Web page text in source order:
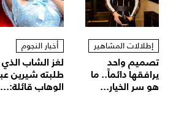
إطلالات المشاهير
تصميم واحد
يرافقها دائماً.. ما
هو سر الخيار...
أخبار النجوم
لغز الشاب الذي
طلبته شيرين
الوهاب قائلة:...